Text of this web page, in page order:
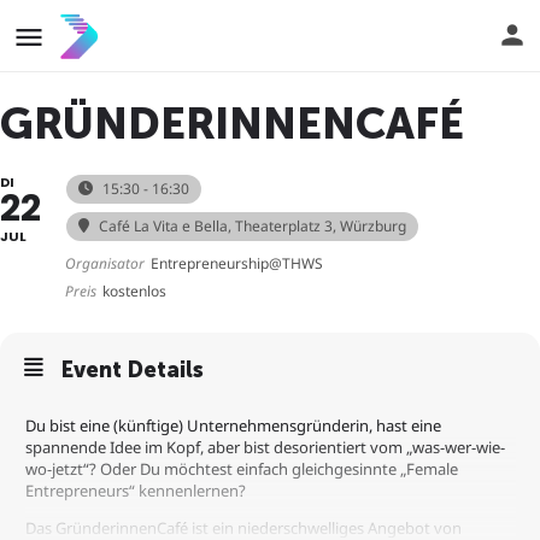
GRÜNDERINNENCAFÉ
DI
22
JUL
15:30 - 16:30
Café La Vita e Bella, Theaterplatz 3, Würzburg
Organisator Entrepreneurship@THWS
Preis kostenlos
Event Details
Du bist eine (künftige) Unternehmensgründerin, hast eine
spannende Idee im Kopf, aber bist desorientiert vom „was-wer-wie-
wo-jetzt“? Oder Du möchtest einfach gleichgesinnte „Female
Entrepreneurs“ kennenlernen?
Das GründerinnenCafé ist ein niederschwelliges Angebot von